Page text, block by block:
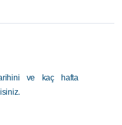
ve kaç hafta